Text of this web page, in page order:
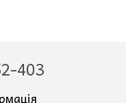
403